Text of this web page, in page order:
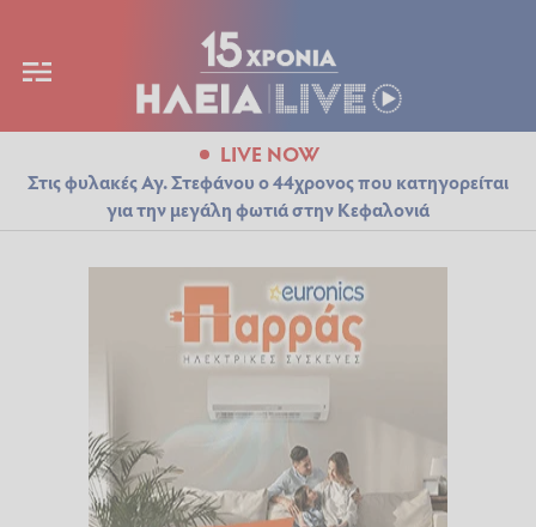
LIVE NOW
Στις φυλακές Αγ. Στεφάνου ο 44χρονος που κατηγορείται
για την μεγάλη φωτιά στην Κεφαλονιά